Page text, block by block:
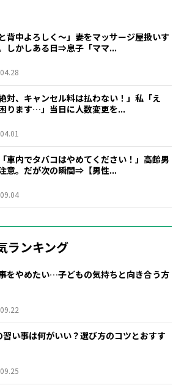
と背中よろしく～」妻をマッサージ屋扱いす
しかしある日⇒息子「ママ...
対、キャンセル料は払わない！」私「え
ります…」当日に人数変更を...
車内でタバコはやめてください！」高齢男
意。だが次の瞬間⇒【男性...
ランキング
をやめたい…子どもの気持ちと向き合う方
習い事は何がいい？選び方のコツとおすす